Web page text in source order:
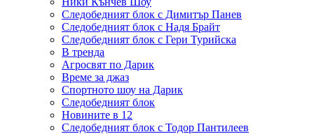
Следобедният блок с Димитър Панев
Следобедният блок с Надя Брайт
Следобедният блок с Гери Турийска
В тренда
Агросвят по Дарик
Време за джаз
Спортното шоу на Дарик
Следобедният блок
Новините в 12
Следобедният блок с Тодор Пантилеев